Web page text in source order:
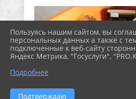
Пользуясь нашим сайтом, вы
персональных данных а также с
подключенные к веб-сайту
Яндекс Метрика, "Госуслуги",
Подробнее
Подтверждаю